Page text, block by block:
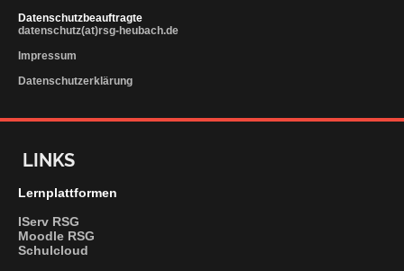
Datenschutzbeauftragte
datenschutz(at)rsg-heubach.de
Impressum
Datenschutzerklärung
LINKS
Lernplattformen
IServ RSG
Moodle RSG
Schulcloud